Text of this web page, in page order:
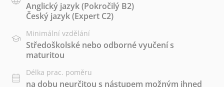
Anglický jazyk(Pokročilý B2)
Český jazyk(Expert C2)
Minimální vzdělání
Středoškolské nebo odborné vyučení s
maturitou
Délka prac. poměru
na dobu neurčitou s nástupem možným ihned